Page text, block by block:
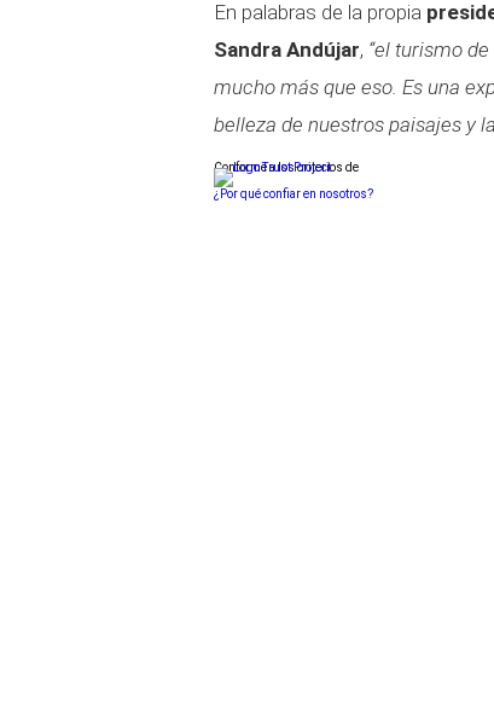
En palabras de la propia
Sandra Andújar, “el turismo
mucho más que eso. Es una
belleza de nuestros paisajes y
Conforme a los criterios de
¿Por qué confiar en nosotros?